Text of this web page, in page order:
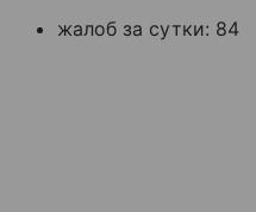
жалоб за сутки: 84